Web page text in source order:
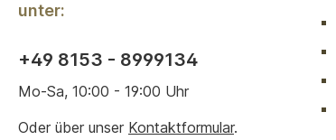
unter:
+49 8153 - 8999134
Mo-Sa, 10:00 - 19:00 Uhr
Oder über unser Kontaktformular.